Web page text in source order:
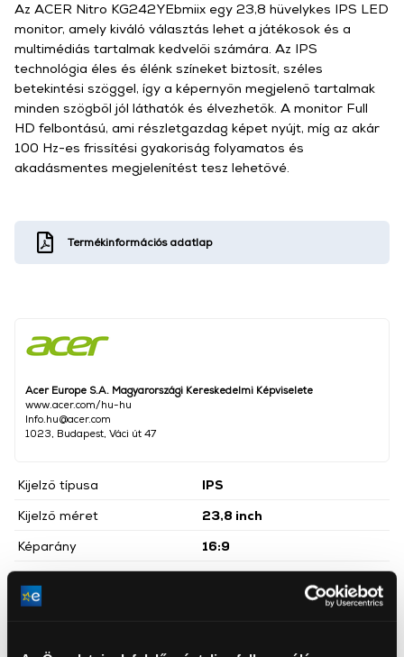
Acer Europe S.A. Magyarországi Kereskedelmi Képviselete
www.acer.com/hu-hu
Info.hu@acer.com
1023, Budapest, Váci út 47
Kijelző típusa
IPS
Kijelző méret
23,8 inch
Képarány
16:9
Kijelző felbontása
FullHD (1920x1080)
Maximális képfrissítés
Hangszóró
Az ACER Nitro KG242YEbmiix egy 23,8 hüvelykes IPS LED
monitor, amely kiváló választás lehet a játékosok és a
multimédiás tartalmak kedvelői számára. Az IPS
technológia éles és élénk színeket biztosít, széles
betekintési szöggel, így a képernyőn megjelenő tartalmak
minden szögből jól láthatók és élvezhetők. A monitor Full
HD felbontású, ami részletgazdag képet nyújt, míg az akár
100 Hz-es frissítési gyakoriság folyamatos és
akadásmentes megjelenítést tesz lehetővé.
Termékinformációs adatlap